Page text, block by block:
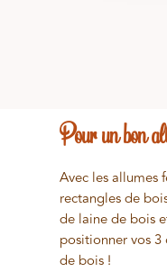
Pour un bon
Avec les allumes
rectangles de
de laine de bois
positionner vos
de bois !